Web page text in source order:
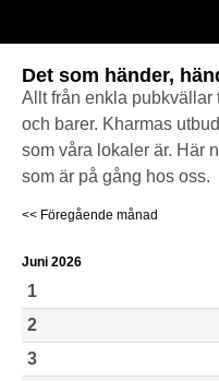
Det som händer,
Allt från enkla pubkvällar
och barer. Kharmas
som våra lokaler är. Här
som är på gång hos oss.
<< Föregående månad
Juni 2026
1
2
3